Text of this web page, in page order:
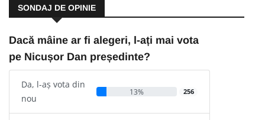
SONDAJ DE OPINIE
Dacă mâine ar fi alegeri, l-ați mai vota
pe Nicușor Dan președinte?
Da, l-aș vota din
nou
13% 256